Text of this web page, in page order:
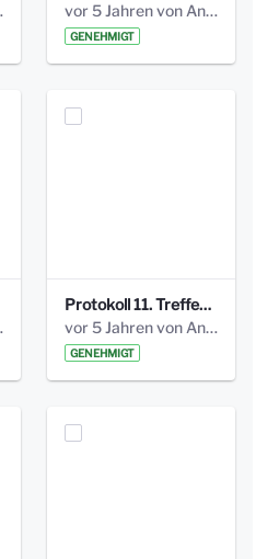
vor 5 Jahren von Anni Schlumberger
GENEHMIGT
Protokoll 11. Treffen 20150901 AG Bismarckplatz.pdf
vor 5 Jahren von Anni Schlumberger
GENEHMIGT